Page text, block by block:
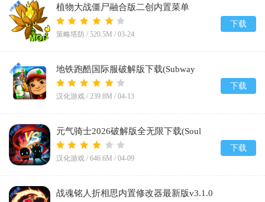
植物大战僵尸融合版二创内置菜单
(PlantsVsZombiesRH-Mod)v3.5
策略塔防 / 520.5M / 03-24
下载
地铁跑酷国际服破解版下载(Subway
Surf)v3.61.1
汉化游戏 / 239.8M / 04-13
下载
元气骑士2026破解版全无限下载(Soul
Knight)v8.1.0
汉化游戏 / 646.6M / 04-09
下载
战魂铭人折相思内置修改器最新版v3.1.0